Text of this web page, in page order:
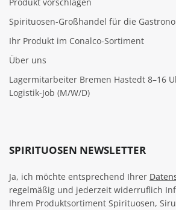
Spirituosen-Großhandel für die
Ihr Produkt im Conalco-Sortiment
Über uns
Lagermitarbeiter Bremen Hastedt 8–16
Logistik-Job (M/W/D)
SPIRITUOSEN NEWSLETTER
Ja, ich möchte entsprechend Ihrer
regelmäßig und jederzeit widerruflich
Ihrem Produktsortiment Spirituosen,